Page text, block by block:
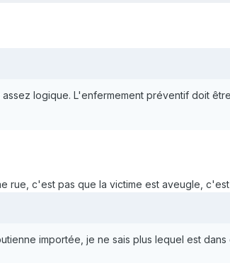
logique. L'enfermement préventif doit
rue, c'est pas que la victime est aveugle,
importée, je ne sais plus lequel est